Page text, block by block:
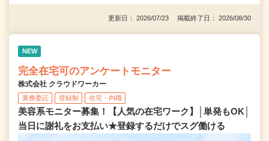
更新日： 2026/07/23 掲載終了日： 2026/08/30
NEW
完全在宅可のアンケートモニター
株式会社 クラウドワーカー
業務委託 登録制 在宅・内職
美容系モニター募集！【人気の在宅ワーク】│単発もOK│
当日に謝礼をお支払い★登録するだけでスグ働ける